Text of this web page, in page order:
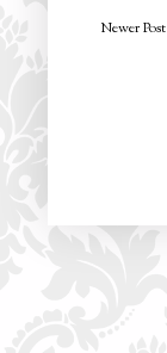
Newer Post